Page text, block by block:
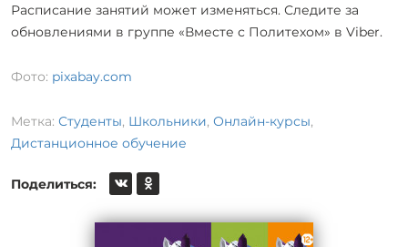
Расписание занятий может изменяться. Следите за
обновлениями в группе «Вместе с Политехом» в Viber.
Фото: pixabay.com
Метка: Студенты, Школьники, Онлайн-курсы,
Дистанционное обучение
Поделиться: